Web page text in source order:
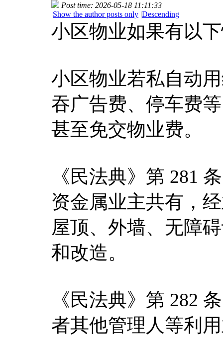
Post time: 2026-05-18 11:11:33
|Show the author posts only |Descending
小区物业如果有以
小区物业若私自动
吞广告费、停车费
甚至免交物业费。
《民法典》第 281
资金属业主共有，
屋顶、外墙、无障
和改造。
《民法典》第 282
者其他管理人等利